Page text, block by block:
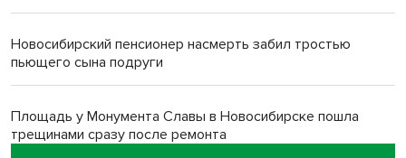
Новосибирский пенсионер насмерть забил тростью
пьющего сына подруги
Площадь у Монумента Славы в Новосибирске пошла
трещинами сразу после ремонта